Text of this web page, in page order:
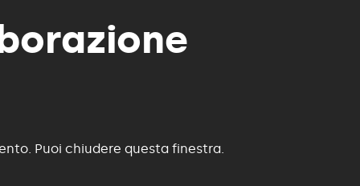
Puoi chiudere questa finestra.